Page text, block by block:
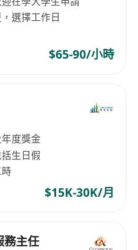
選擇工作日
$65-90/小時
度獎金
生日假
$15K-30K/月
務主任